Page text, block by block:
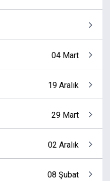
04 Mart
19 Aralık
29 Mart
02 Aralık
08 Şubat